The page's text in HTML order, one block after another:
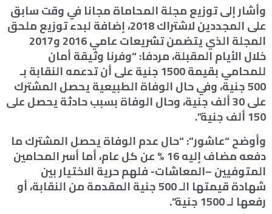
وأشار إلى توزيع مجلة المحاماة مجانا في وقت سابق
على المجددين لاشتراك 2018، إضافة لبدء توزيع ملحق
المجلة الذي يتضمن تشريعات عامي 2016 و2017
خلال الأيام المقبلة، مردفا: “وفرنا وثيقة أمان
للمحامي بقيمة 1500 جنية على أن تدعمه النقابة بـ
500 جنية، وفي حال الوفاة الطبيعية يحصل المشترك
على 30 ألف جنية، وحال الوفاة بسبب حادثة يحصل على
150 ألف جنية”.
وأوضح “عاشور”: “حال عدم الوفاة يحصل المشترك ما
دفعه مضاف إليه 16 % عن كل عام، أما أسر المحامين
المتوفيين –المعاشات- فلهم حرية الاختيار بين
شهادة قيمتها الـ 500 جنية المقدمة من النقابة، أو
رفعها لـ 1500 جنية”.